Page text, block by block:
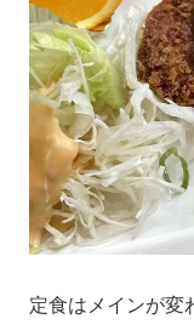
定食はメインが変